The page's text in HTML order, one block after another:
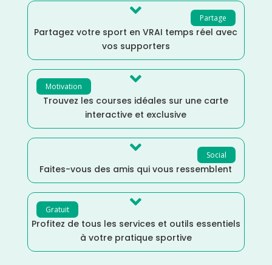
Partage

Partagez votre sport en VRAI temps réel avec
vos supporters
Motivation 
Trouvez les courses idéales sur une carte
interactive et exclusive
Social

Faites-vous des amis qui vous ressemblent
Gratuit 
Profitez de tous les services et outils essentiels
à votre pratique sportive